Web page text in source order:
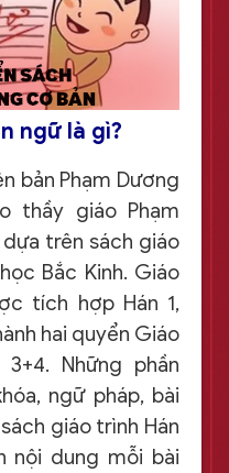
ngữ là gì?
bản Phạm Dương
thầy giáo Phạm
trên sách giáo
Bắc Kinh. Giáo
tích hợp Hán 1,
hai quyển Giáo
Những phần
ngữ pháp, bài
giáo trình Hán
nội dung mỗi bài